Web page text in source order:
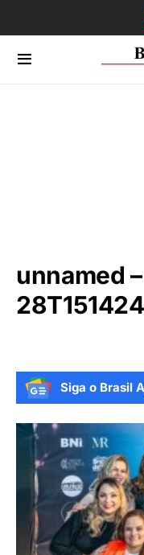
unnamed
Siga o Brasil